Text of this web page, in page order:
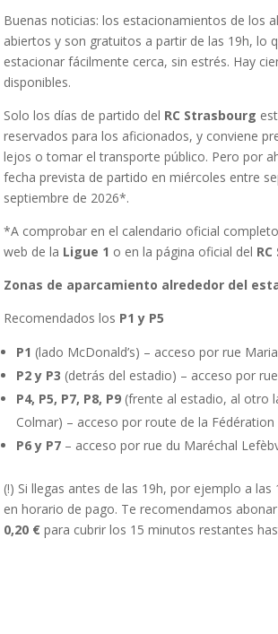
Buenas noticias: los estacionamientos de los
abiertos y son gratuitos a partir de las 19h, lo
estacionar fácilmente cerca, sin estrés. Hay
disponibles.
Solo los días de partido del RC Strasbourg
reservados para los aficionados, y conviene
lejos o tomar el transporte público. Pero por
fecha prevista de partido en miércoles entre
septiembre de 2026*.
*A comprobar en el calendario oficial
web de la Ligue 1 o en la página oficial del
Zonas de aparcamiento alrededor del
Recomendados los P1 y P5
P1 (lado McDonald’s) – acceso por rue
P2 y P3 (detrás del estadio) – acceso por
P4, P5, P7, P8, P9 (frente al estadio, al otro
Colmar) – acceso por route de la Fédération
P6 y P7 – acceso por rue du Maréchal
(!) Si llegas antes de las 19h, por ejemplo a
en horario de pago. Te recomendamos
0,20 € para cubrir los 15 minutos restantes